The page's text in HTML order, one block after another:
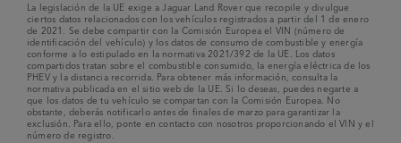
La legislación de la UE exige a Jaguar Land Rover que recopile y divulgue
ciertos datos relacionados con los vehículos registrados a partir del 1 de enero
de 2021. Se debe compartir con la Comisión Europea el VIN (número de
identificación del vehículo) y los datos de consumo de combustible y energía
conforme a lo estipulado en la normativa 2021/392 de la UE. Los datos
compartidos tratan sobre el combustible consumido, la energía eléctrica de los
PHEV y la distancia recorrida. Para obtener más información, consulta la
normativa publicada en el sitio web de la UE. Si lo deseas, puedes negarte a
que los datos de tu vehículo se compartan con la Comisión Europea. No
obstante, deberás notificarlo antes de finales de marzo para garantizar la
exclusión. Para ello, ponte en contacto con nosotros proporcionando el VIN y el
número de registro.